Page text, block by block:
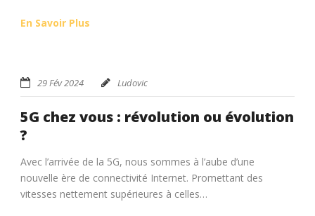
En Savoir Plus
29 Fév 2024 Ludovic
5G chez vous : révolution ou évolution
?
Avec l’arrivée de la 5G, nous sommes à l’aube d’une
nouvelle ère de connectivité Internet. Promettant des
vitesses nettement supérieures à celles…